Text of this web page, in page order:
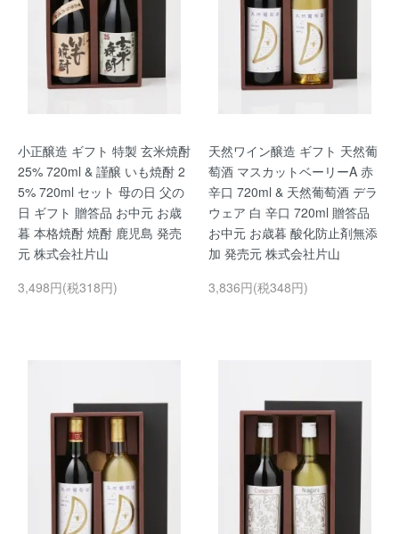
小正醸造 ギフト 特製 玄米焼酎
25% 720ml & 謹醸 いも焼酎 2
5% 720ml セット 母の日 父の
日 ギフト 贈答品 お中元 お歳
暮 本格焼酎 焼酎 鹿児島 発売
元 株式会社片山
3,498円(税318円)
天然ワイン醸造 ギフト 天然葡
萄酒 マスカットベーリーA 赤
辛口 720ml & 天然葡萄酒 デラ
ウェア 白 辛口 720ml 贈答品
お中元 お歳暮 酸化防止剤無添
加 発売元 株式会社片山
3,836円(税348円)